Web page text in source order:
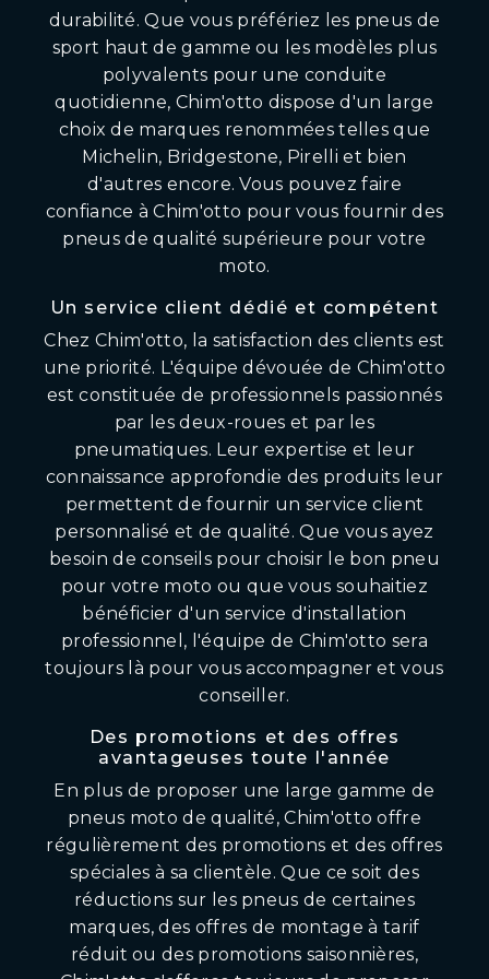
durabilité. Que vous préfériez les pneus de
sport haut de gamme ou les modèles plus
polyvalents pour une conduite
quotidienne, Chim'otto dispose d'un large
choix de marques renommées telles que
Michelin, Bridgestone, Pirelli et bien
d'autres encore. Vous pouvez faire
confiance à Chim'otto pour vous fournir des
pneus de qualité supérieure pour votre
moto.
Un service client dédié et compétent
Chez Chim'otto, la satisfaction des clients est
une priorité. L'équipe dévouée de Chim'otto
est constituée de professionnels passionnés
par les deux-roues et par les
pneumatiques. Leur expertise et leur
connaissance approfondie des produits leur
permettent de fournir un service client
personnalisé et de qualité. Que vous ayez
besoin de conseils pour choisir le bon pneu
pour votre moto ou que vous souhaitiez
bénéficier d'un service d'installation
professionnel, l'équipe de Chim'otto sera
toujours là pour vous accompagner et vous
conseiller.
Des promotions et des offres
avantageuses toute l'année
En plus de proposer une large gamme de
pneus moto de qualité, Chim'otto offre
régulièrement des promotions et des offres
spéciales à sa clientèle. Que ce soit des
réductions sur les pneus de certaines
marques, des offres de montage à tarif
réduit ou des promotions saisonnières,